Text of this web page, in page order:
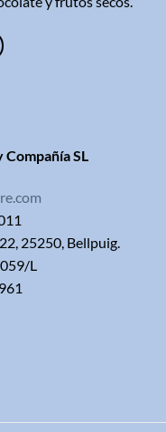
SL
25250, Bellpuig.
L